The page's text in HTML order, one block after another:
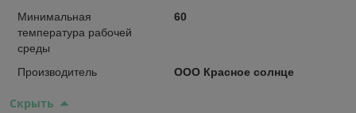
Минимальная
температура рабочей
среды
60
Производитель ООО Красное солнце
Скрыть